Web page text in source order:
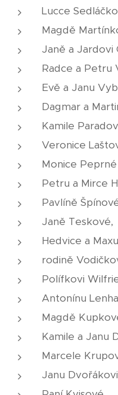
Lucce
Magdě
Janě a Jardovi
Radce a Petru
Evě a Janu
Dagmar a
Kamile
Veronice
Monice
Petru a Mirce
Pavlíně
Janě Teskové,
Hedvice a
rodině
Polífkovi
Antonínu
Magdě
Kamile a Janu
Marcele
Janu